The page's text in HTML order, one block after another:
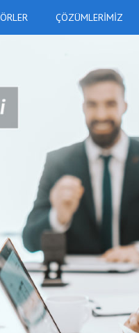
ÇÖZÜMLERIMIZ